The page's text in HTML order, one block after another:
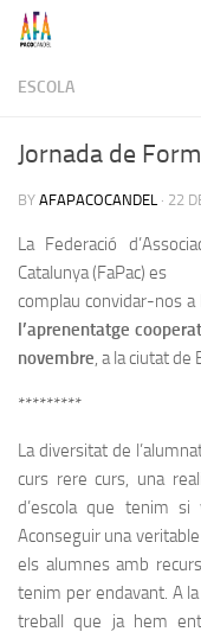
Skip to content
ESCOLA
Jornada de
BY AFAPACOCANDEL · 22
La Federació
Catalunya (FaPac) es
complau convidar-nos a
l’aprenentatge
novembre, a la ciutat de
*********
La diversitat de
curs rere curs, una
d’escola que tenim si
Aconseguir una
els alumnes amb
tenim per endavant. A
treball que ja hem